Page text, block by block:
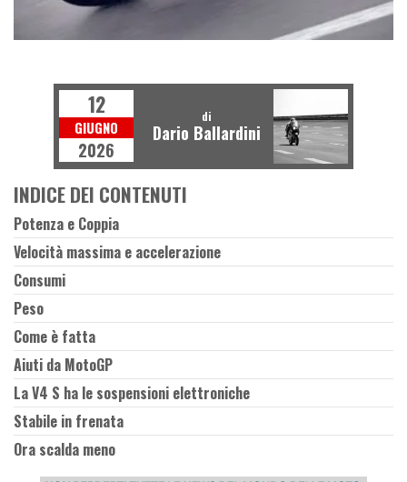
12
GIUGNO
2026
di
Dario Ballardini
INDICE DEI CONTENUTI
Potenza e Coppia
Velocità massima e accelerazione
Consumi
Peso
Come è fatta
Aiuti da MotoGP
La V4 S ha le sospensioni elettroniche
Stabile in frenata
Ora scalda meno